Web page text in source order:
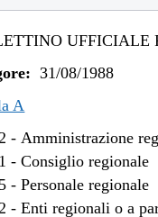
UFFICIALE
31/08/1988
A
-Amministrazione
-Consiglio regionale
-Personale regionale
-Enti regionali o a